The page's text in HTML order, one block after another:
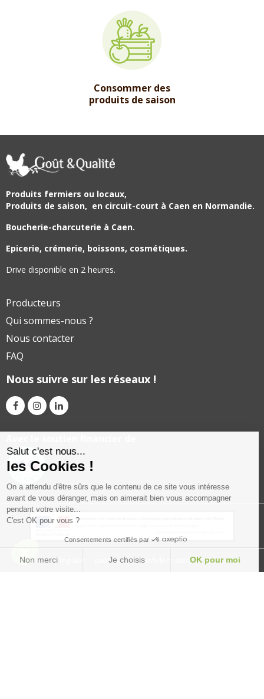
Consommer des
produits de saison
Produits fermiers ou locaux,
Produits de saison, en circuit-court à Caen en Normandie.
Boucherie-charcuterie à Caen.
Epicerie, crémerie, boissons, cosmétiques.
Drive disponible en 2 heures.
Producteurs
Qui sommes-nous ?
Nous contacter
FAQ
Nous suivre sur les réseaux !
Mentions légales politique de confidentialité CGV CGU
Salut c'est nous...
les Cookies !
On a attendu d'être sûrs que le contenu de ce site vous intéresse
avant de vous déranger, mais on aimerait bien vous accompagner
pendant votre visite...
C'est OK pour vous ?
Consentements certifiés par
Non merci Je choisis OK pour moi